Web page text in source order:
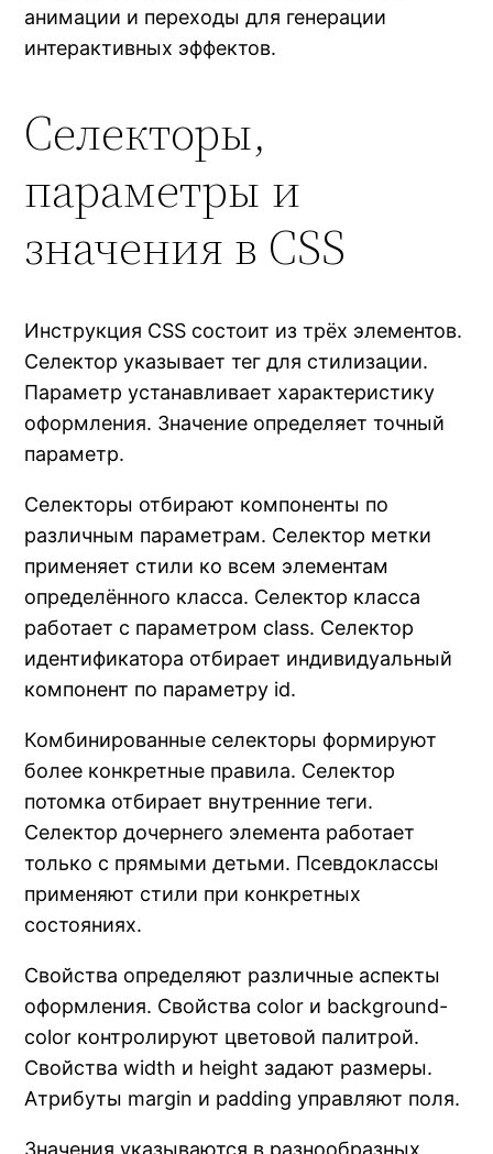
анимации и переходы для генерации
интерактивных эффектов.
Селекторы,
параметры и
значения в CSS
Инструкция CSS состоит из трёх элементов.
Селектор указывает тег для стилизации.
Параметр устанавливает характеристику
оформления. Значение определяет точный
параметр.
Селекторы отбирают компоненты по
различным параметрам. Селектор метки
применяет стили ко всем элементам
определённого класса. Селектор класса
работает с параметром class. Селектор
идентификатора отбирает индивидуальный
компонент по параметру id.
Комбинированные селекторы формируют
более конкретные правила. Селектор
потомка отбирает внутренние теги.
Селектор дочернего элемента работает
только с прямыми детьми. Псевдоклассы
применяют стили при конкретных
состояниях.
Свойства определяют различные аспекты
оформления. Свойства color и background-
color контролируют цветовой палитрой.
Свойства width и height задают размеры.
Атрибуты margin и padding управляют поля.